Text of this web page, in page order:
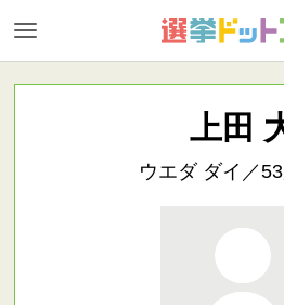
上田
ウエダ ダイ／